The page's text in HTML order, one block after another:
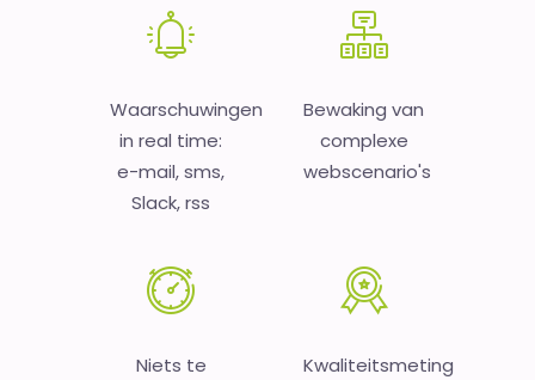
Waarschuwingen
in real time:
e-mail, sms,
Slack, rss
Bewaking van
complexe
webscenario's
Niets te
Kwaliteitsmeting